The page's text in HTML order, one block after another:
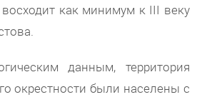
как минимум к III веку
данным, территория
окрестности были населены с